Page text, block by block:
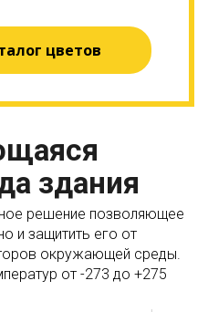
цветов
здания
решение позволяющее
и защитить его от
окружающей среды.
от -273 до +275